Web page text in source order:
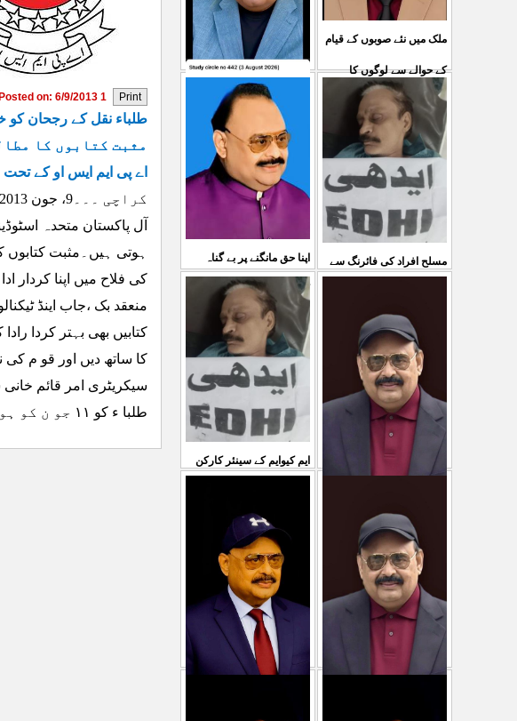
Posted on: 6/9/2013 1
طلباء نقل کے رجحان کو
مثبت کتابوں کا
اے پی ایم ایس او کے
کراچی ۔۔۔9، جون 2013ء
آل پاکستان متحدہ
ہوتی ہیں۔مثبت کتابوں
کی فلاح میں اپنا کردار
منعقد بک ،جاب اینڈ
کتابیں بھی بہتر کردا
کا ساتھ دیں اور قو م
سیکریٹری امر قائم
طلبا ء کو ۱۱ جو ن کو ہونے والے جلسے میں شرکت کی دعوت بھی دی ۔
کشمیرکا کونہ کونہ لہو
لہو ہے لیکن حکومت کواس
کی کوئی پرواہ نہیں ہے
04 Aug 2026
ملک میں نئے صوبوں کے قیام
کے حوالے سے لوگوں کا
مطالبہ بالکل درست ہے۔ ا
03 Aug 2026
اپنا حق مانگنے پر بے گناہ
کشمیریوں کو گولیاں مارکر
شہ رگ کوکاٹ دیا گی
31 Jul 2026
مسلح افراد کی فائرنگ سے
سمیع الدین رحمانی ک
ایم کیوایم کے سینئر کارکن
شہادت پر متحدہ قومی
سے ہولی کھیلنابند کی جائے،
الطاف حسین...